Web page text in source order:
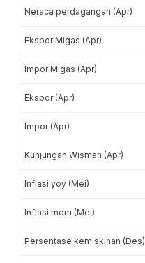
Neraca perdagangan (Apr)
Ekspor Migas (Apr)
Impor Migas (Apr)
Ekspor (Apr)
Impor (Apr)
Kunjungan Wisman (Apr)
Inflasi yoy (Mei)
Inflasi mom (Mei)
Persentase kemiskinan (Des)